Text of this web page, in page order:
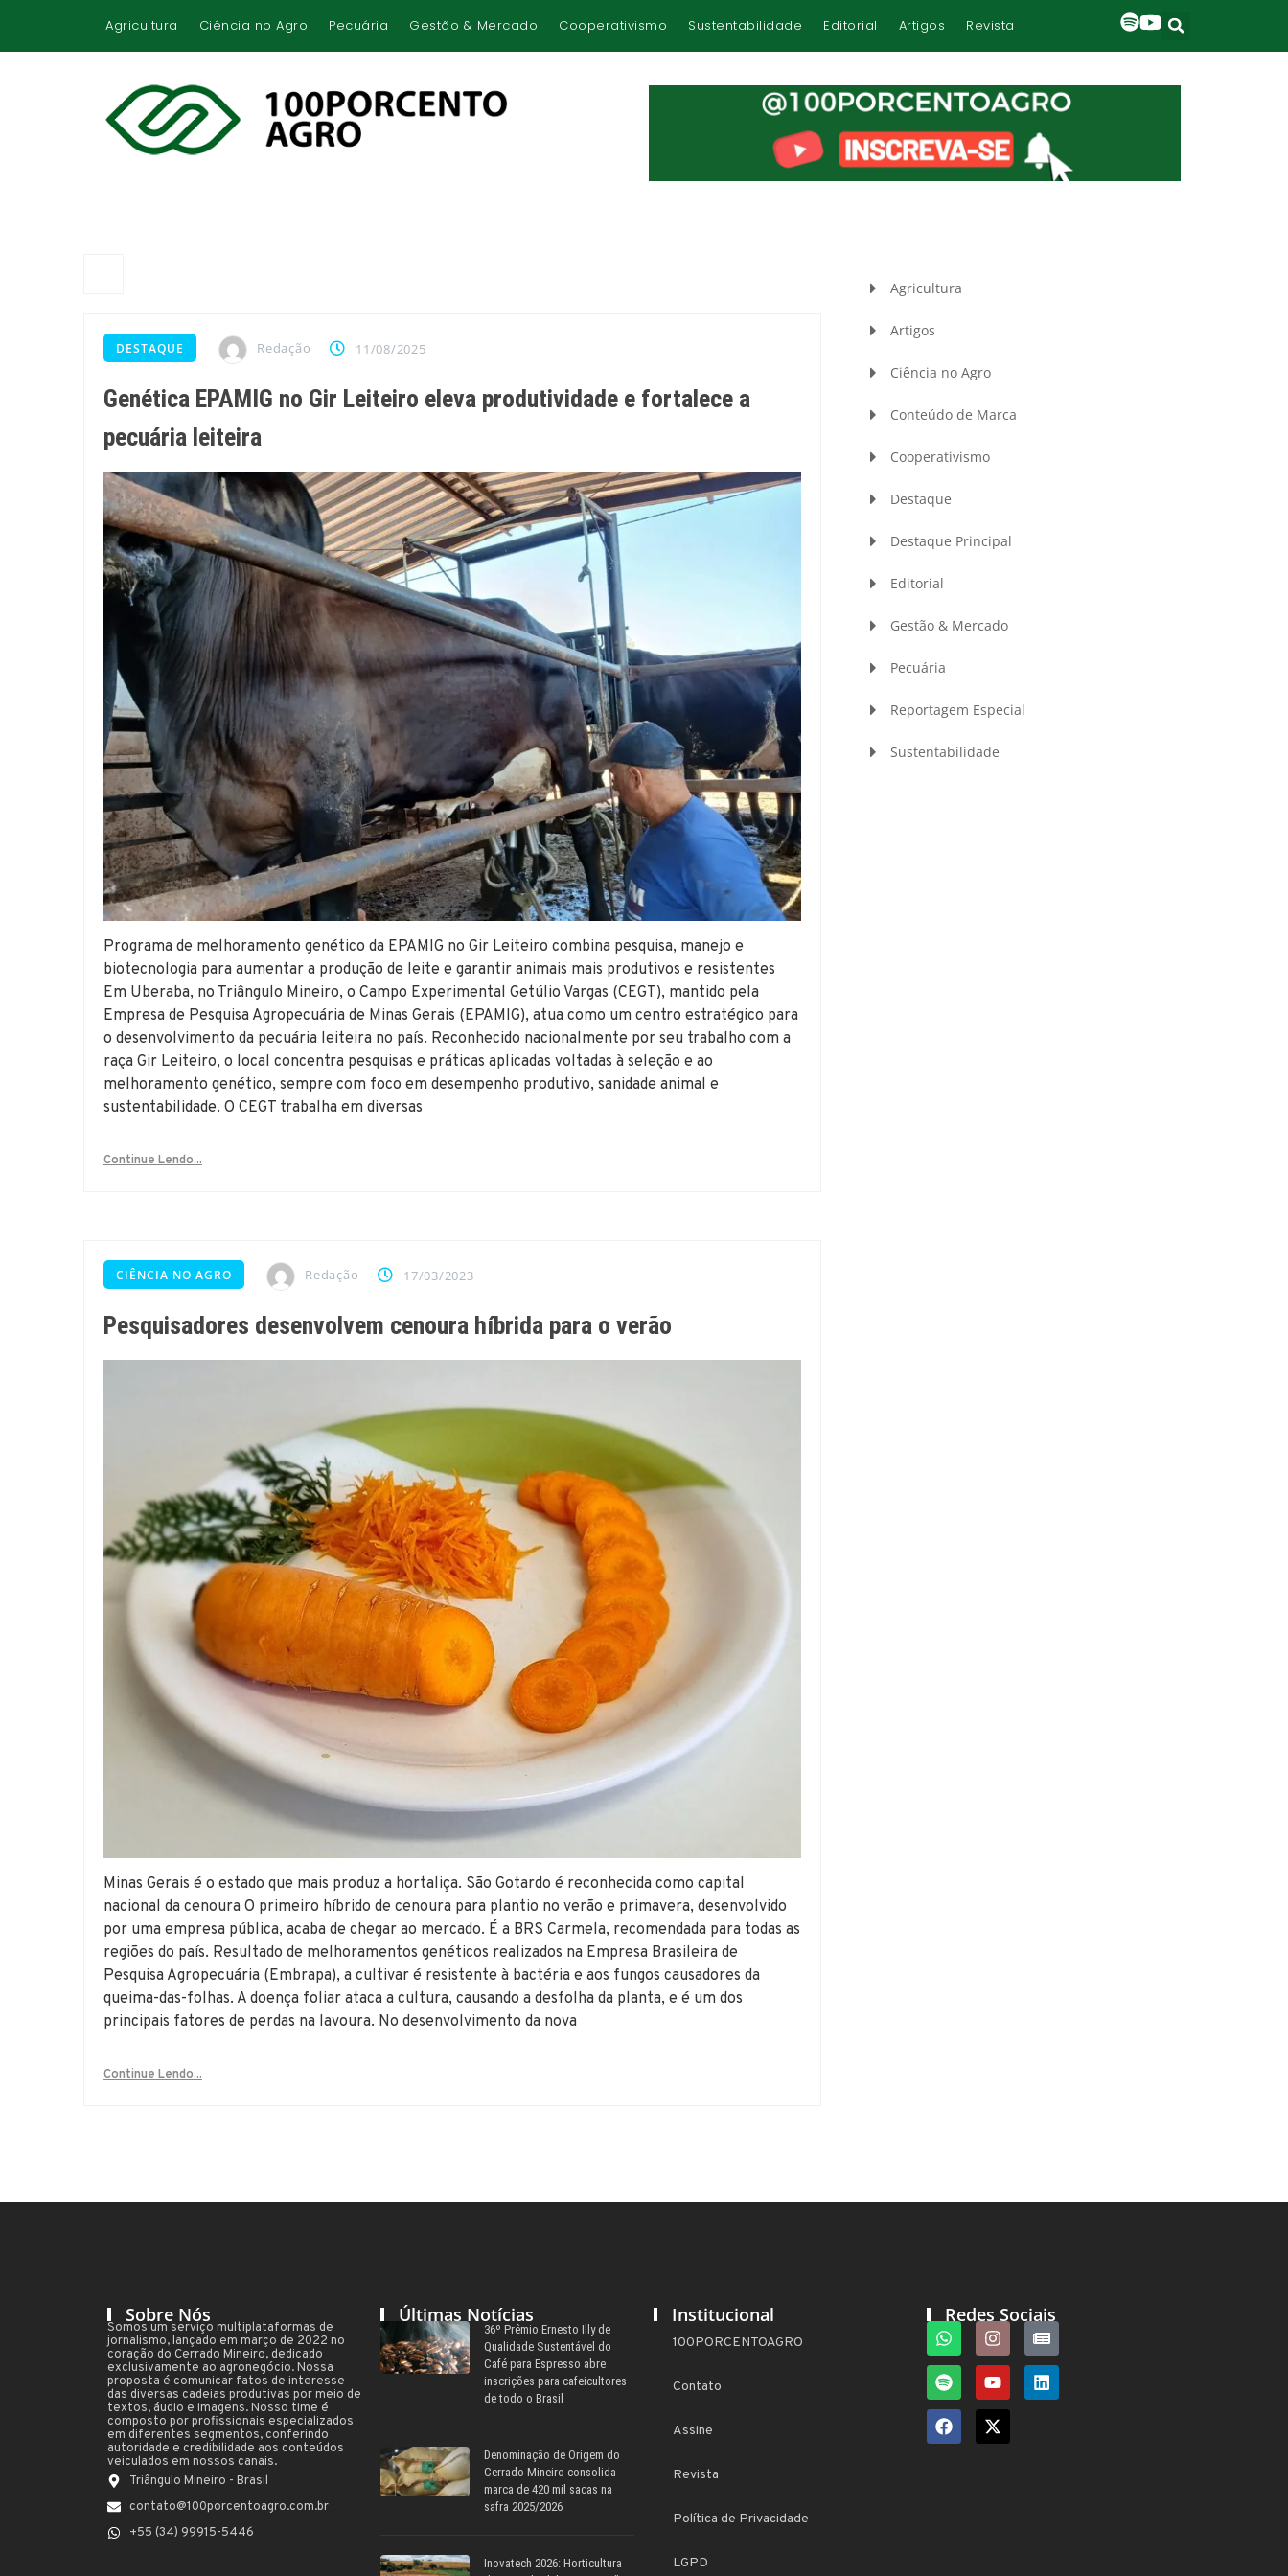
Agricultura Ciência no Agro Pecuária Gestão & Mercado Cooperativismo Sustentabilidade Editorial Artigos Revista
DESTAQUE Redação 11/08/2025
Genética EPAMIG no Gir Leiteiro eleva produtividade e fortalece a
pecuária leiteira
Programa de melhoramento genético da EPAMIG no Gir Leiteiro combina pesquisa, manejo e
biotecnologia para aumentar a produção de leite e garantir animais mais produtivos e resistentes
Em Uberaba, no Triângulo Mineiro, o Campo Experimental Getúlio Vargas (CEGT), mantido pela
Empresa de Pesquisa Agropecuária de Minas Gerais (EPAMIG), atua como um centro estratégico para
o desenvolvimento da pecuária leiteira no país. Reconhecido nacionalmente por seu trabalho com a
raça Gir Leiteiro, o local concentra pesquisas e práticas aplicadas voltadas à seleção e ao
melhoramento genético, sempre com foco em desempenho produtivo, sanidade animal e
sustentabilidade. O CEGT trabalha em diversas
Continue Lendo...
CIÊNCIA NO AGRO Redação 17/03/2023
Pesquisadores desenvolvem cenoura híbrida para o verão
Minas Gerais é o estado que mais produz a hortaliça. São Gotardo é reconhecida como capital
nacional da cenoura O primeiro híbrido de cenoura para plantio no verão e primavera, desenvolvido
por uma empresa pública, acaba de chegar ao mercado. É a BRS Carmela, recomendada para todas as
regiões do país. Resultado de melhoramentos genéticos realizados na Empresa Brasileira de
Pesquisa Agropecuária (Embrapa), a cultivar é resistente à bactéria e aos fungos causadores da
queima-das-folhas. A doença foliar ataca a cultura, causando a desfolha da planta, e é um dos
principais fatores de perdas na lavoura. No desenvolvimento da nova
Continue Lendo...
Agricultura
Artigos
Ciência no Agro
Conteúdo de Marca
Cooperativismo
Destaque
Destaque Principal
Editorial
Gestão & Mercado
Pecuária
Reportagem Especial
Sustentabilidade
Sobre Nós
Somos um serviço multiplataformas de
jornalismo, lançado em março de 2022 no
coração do Cerrado Mineiro, dedicado
exclusivamente ao agronegócio. Nossa
proposta é comunicar fatos de interesse
das diversas cadeias produtivas por meio de
textos, áudio e imagens. Nosso time é
composto por profissionais especializados
em diferentes segmentos, conferindo
autoridade e credibilidade aos conteúdos
veiculados em nossos canais.
Triângulo Mineiro - Brasil
contato@100porcentoagro.com.br
+55 (34) 99915-5446
Últimas Notícias
36º Prêmio Ernesto Illy de
Qualidade Sustentável do
Café para Espresso abre
inscrições para cafeicultores
de todo o Brasil
Denominação de Origem do
Cerrado Mineiro consolida
marca de 420 mil sacas na
safra 2025/2026
Inovatech 2026: Horticultura
Institucional
100PORCENTOAGRO
Contato
Assine
Revista
Política de Privacidade
LGPD
Redes Sociais